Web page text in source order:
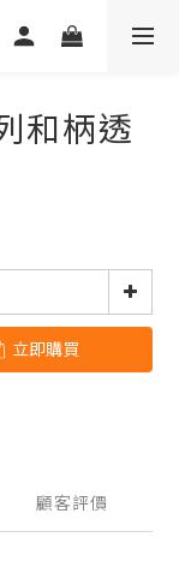
和柄透
立即購買
顧客評價